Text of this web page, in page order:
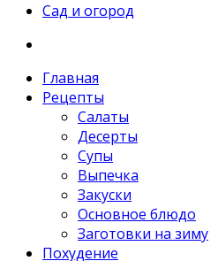
Сад и огород
Главная
Рецепты
Салаты
Десерты
Супы
Выпечка
Закуски
Основное блюдо
Заготовки на зиму
Похудение